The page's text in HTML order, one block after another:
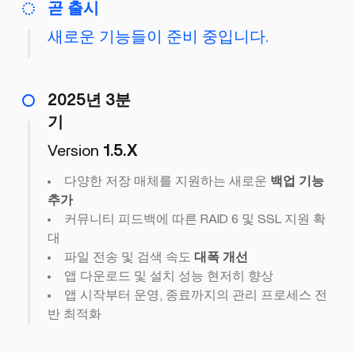
곧 출시
새로운 기능들이 준비 중입니다.
2025년 3분
기
Version 1.5.X
다양한 저장 매체를 지원하는 새로운 백업 기능
추가
커뮤니티 피드백에 따른 RAID 6 및 SSL 지원 확
대
파일 전송 및 검색 속도 대폭 개선
앱 다운로드 및 설치 성능 현저히 향상
앱 시작부터 운영, 종료까지의 관리 프로세스 전
반 최적화